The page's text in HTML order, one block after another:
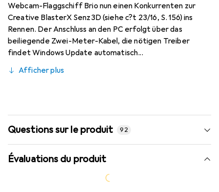
Webcam-Flaggschiff Brio nun einen Konkurrenten zur
Creative BlasterX Senz3D (siehe c?t 23/16, S. 156) ins
Rennen. Der Anschluss an den PC erfolgt über das
beiliegende Zwei-Meter-Kabel, die nötigen Treiber
findet Windows Update automatisch...
Afficher plus
Questions sur le produit 92
Évaluations du produit